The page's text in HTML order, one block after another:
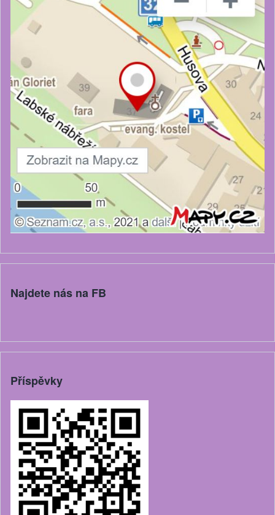
Najdete nás na FB
Příspěvky